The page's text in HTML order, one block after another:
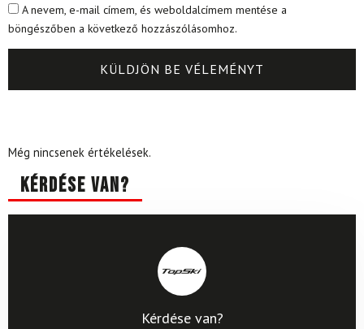
A nevem, e-mail címem, és weboldalcímem mentése a
böngészőben a következő hozzászólásomhoz.
Még nincsenek értékelések.
Kérdése van?
Kérdése van?